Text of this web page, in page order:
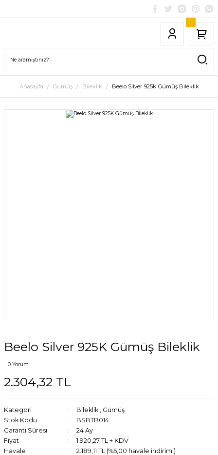
Anasayfa Gümüş Bileklik Beelo Silver 925K Gümüş Bileklik
Beelo Silver 925K Gümüş Bileklik
0 Yorum
2.304,32 TL
Kategori Bileklik , Gümüş
Stok Kodu
BSBTB014
Garanti Süresi
24 Ay
Fiyat
1.920,27 TL + KDV
Havale
2.189,11 TL (%5,00 havale indirimi)